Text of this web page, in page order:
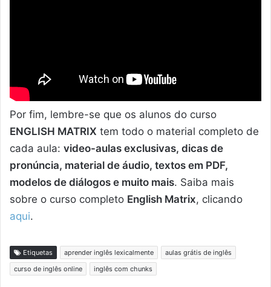
Por fim, lembre-se que os alunos do curso
ENGLISH MATRIX tem todo o material completo de
cada aula: video-aulas exclusivas, dicas de
pronúncia, material de áudio, textos em PDF,
modelos de diálogos e muito mais. Saiba mais
sobre o curso completo English Matrix, clicando
aqui.
Etiquetas aprender inglês lexicalmente
aulas grátis de inglês
curso de inglês online
inglês com chunks